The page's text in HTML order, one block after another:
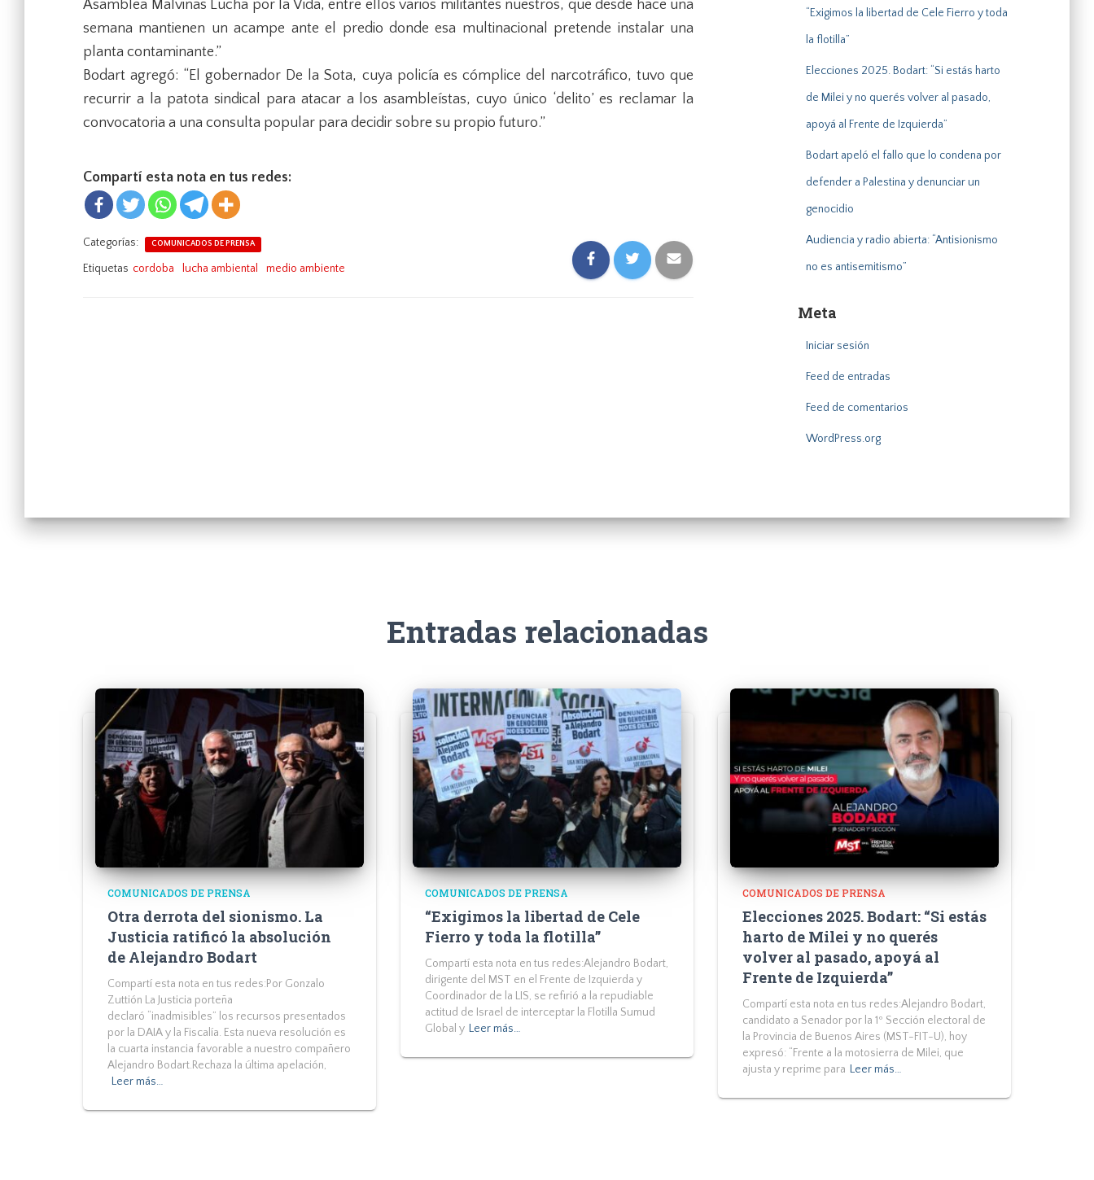
Asamblea Malvinas Lucha por la Vida, entre ellos varios militantes nuestros, que desde hace una
semana mantienen un acampe ante el predio donde esa multinacional pretende instalar una
planta contaminante.”
Bodart agregó: “El gobernador De la Sota, cuya policía es cómplice del narcotráfico, tuvo que
recurrir a la patota sindical para atacar a los asambleístas, cuyo único ‘delito’ es reclamar la
convocatoria a una consulta popular para decidir sobre su propio futuro.”
Compartí esta nota en tus redes:
Categorías: COMUNICADOS DE PRENSA
Etiquetas cordoba lucha ambiental medio ambiente
“Exigimos la libertad de Cele Fierro y toda
la flotilla”
Elecciones 2025. Bodart: “Si estás harto
de Milei y no querés volver al pasado,
apoyá al Frente de Izquierda”
Bodart apeló el fallo que lo condena por
defender a Palestina y denunciar un
genocidio
Audiencia y radio abierta: “Antisionismo
no es antisemitismo”
Meta
Iniciar sesión
Feed de entradas
Feed de comentarios
WordPress.org
Entradas relacionadas
COMUNICADOS DE PRENSA
Otra derrota del sionismo. La
Justicia ratificó la absolución
de Alejandro Bodart
Compartí esta nota en tus redes:Por Gonzalo
Zuttión La Justicia porteña
declaró “inadmisibles” los recursos presentados
por la DAIA y la Fiscalía. Esta nueva resolución es
la cuarta instancia favorable a nuestro compañero
Alejandro Bodart.Rechaza la última apelación,
Leer más…
COMUNICADOS DE PRENSA
“Exigimos la libertad de Cele
Fierro y toda la flotilla”
Compartí esta nota en tus redes:Alejandro Bodart,
dirigente del MST en el Frente de Izquierda y
Coordinador de la LIS, se refirió a la repudiable
actitud de Israel de interceptar la Flotilla Sumud
Global y Leer más…
COMUNICADOS DE PRENSA
Elecciones 2025. Bodart: “Si estás
harto de Milei y no querés
volver al pasado, apoyá al
Frente de Izquierda”
Compartí esta nota en tus redes:Alejandro Bodart,
candidato a Senador por la 1º Sección electoral de
la Provincia de Buenos Aires (MST-FIT-U), hoy
expresó: “Frente a la motosierra de Milei, que
ajusta y reprime para Leer más…